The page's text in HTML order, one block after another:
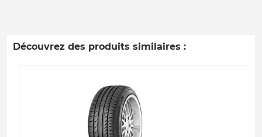
Découvrez des produits similaires :